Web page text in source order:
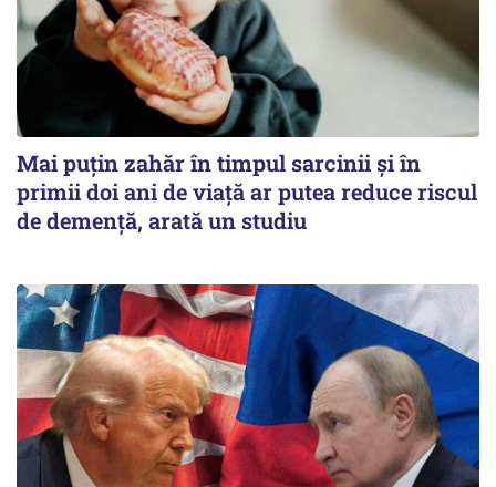
Mai puțin zahăr în timpul sarcinii și în
primii doi ani de viață ar putea reduce riscul
de demență, arată un studiu